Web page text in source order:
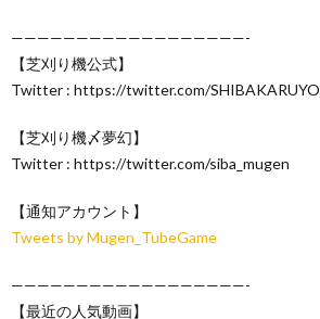
——————————————————-
【芝刈り機公式】
Twitter : https://twitter.com/SHIBAKARUYO
【芝刈り機〆夢幻】
Twitter : https://twitter.com/siba_mugen
【通知アカウント】
Tweets by Mugen_TubeGame
——————————————————-
【最近の人気動画】